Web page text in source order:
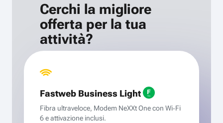
Cerchi la migliore
offerta per la tua
attività?
Fastweb Business Light
Fibra ultraveloce, Modem NeXXt One con Wi‑Fi
6 e attivazione inclusi.